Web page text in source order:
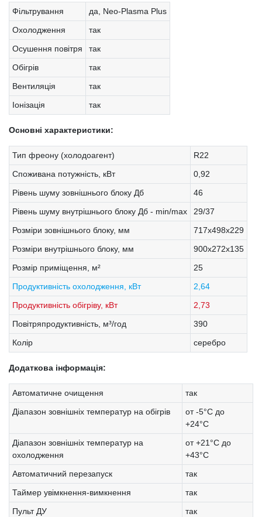
Фільтрування
да, Neo-Plasma Plus
Охолодження
так
Осушення повітря
так
Обігрів
так
Вентиляція
так
Іонізація
так
Основні характеристики:
Тип фреону (холодоагент)
R22
Споживана потужність, кВт
0,92
Рівень шуму зовнішнього блоку Дб
46
Рівень шуму внутрішнього блоку Дб - min/max
29/37
Розміри зовнішнього блоку, мм
717х498х229
Розміри внутрішнього блоку, мм
900х272х135
Розмір приміщення, м²
25
Продуктивність охолодження, кВт
2,64
Продуктивність обігріву, кВт
2,73
Повітряпродуктивність, м³/год
390
Колір
серебро
Додаткова інформація:
Автоматичне очищення
так
Діапазон зовнішніх температур на обігрів
от -5°C до
+24°C
Діапазон зовнішніх температур на
охолодження
от +21°C до
+43°C
Автоматичний перезапуск
так
Таймер увімкнення-вимкнення
так
Пульт ДУ
так